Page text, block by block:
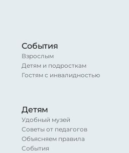
События
Взрослым
Детям и подросткам
Гостям с инвалидностью
Детям
Удобный музей
Советы от педагогов
Объясняем правила
События